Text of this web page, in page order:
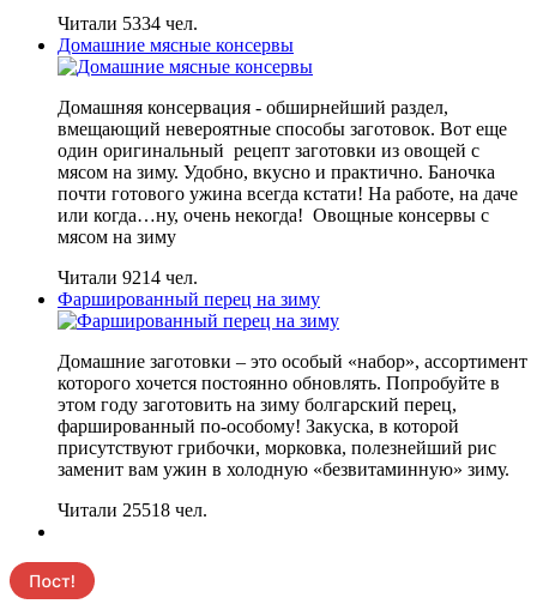
Читали 5334 чел.
Домашние мясные консервы
Домашняя консервация - обширнейший раздел,
вмещающий невероятные способы заготовок. Вот еще
один оригинальный рецепт заготовки из овощей с
мясом на зиму. Удобно, вкусно и практично. Баночка
почти готового ужина всегда кстати! На работе, на даче
или когда…ну, очень некогда! Овощные консервы с
мясом на зиму
Читали 9214 чел.
Фаршированный перец на зиму
Домашние заготовки – это особый «набор», ассортимент
которого хочется постоянно обновлять. Попробуйте в
этом году заготовить на зиму болгарский перец,
фаршированный по-особому! Закуска, в которой
присутствуют грибочки, морковка, полезнейший рис
заменит вам ужин в холодную «безвитаминную» зиму.
Читали 25518 чел.